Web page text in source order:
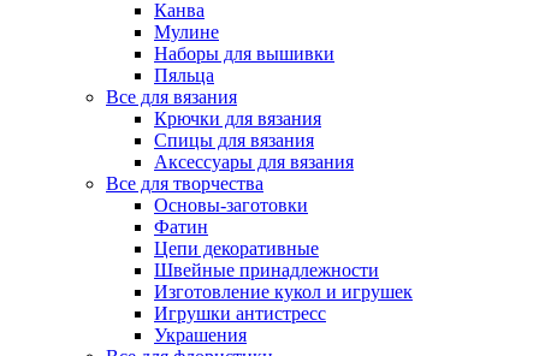
Канва
Мулине
Наборы для вышивки
Пяльца
Все для вязания
Крючки для вязания
Спицы для вязания
Аксессуары для вязания
Все для творчества
Основы-заготовки
Фатин
Цепи декоративные
Швейные принадлежности
Изготовление кукол и игрушек
Игрушки антистресс
Украшения